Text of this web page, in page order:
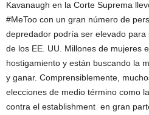
Kavanaugh en la Corte Suprema
#MeToo con un gran número de
depredador podría ser elevado
de los EE. UU. Millones de mujeres
hostigamiento y están buscando la
y ganar. Comprensiblemente,
elecciones de medio término como
contra el establishment en gran